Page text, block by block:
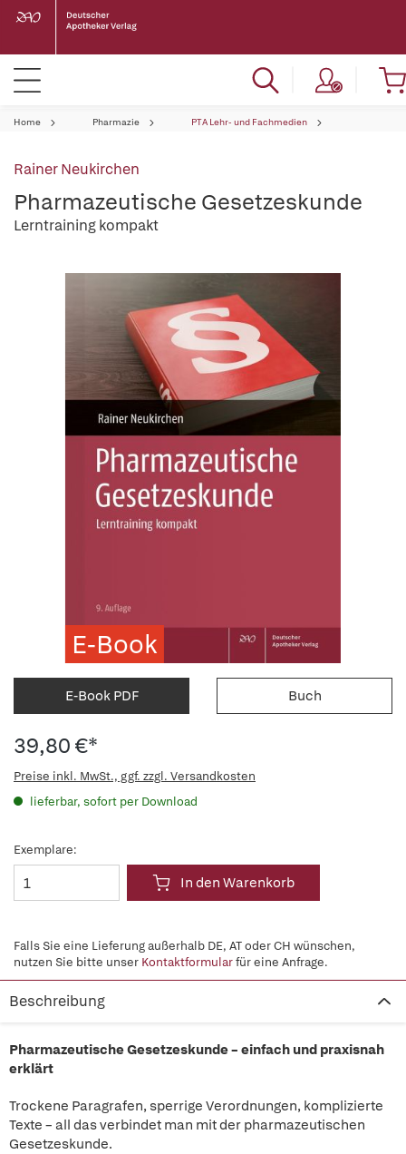
Home Pharmazie PTA Lehr- und Fachmedien
Rainer Neukirchen
Pharmazeutische Gesetzeskunde
Lerntraining kompakt
E-Book
E-Book PDF Buch
39,80 €*
Preise inkl. MwSt., ggf. zzgl. Versandkosten
lieferbar, sofort per Download
Exemplare:
In den Warenkorb
Falls Sie eine Lieferung außerhalb DE, AT oder CH wünschen,
nutzen Sie bitte unser Kontaktformularfür eine Anfrage.
Beschreibung
Pharmazeutische Gesetzeskunde – einfach und praxisnah
erklärt
Trockene Paragrafen, sperrige Verordnungen, komplizierte
Texte – all das verbindet man mit der pharmazeutischen
Gesetzeskunde.